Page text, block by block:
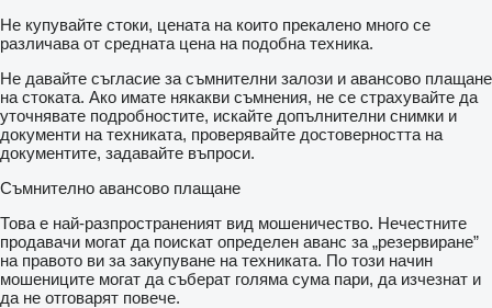
Не купувайте стоки, цената на които прекалено много се
различава от средната цена на подобна техника.
Не давайте съгласие за съмнителни залози и авансово плащане
на стоката. Ако имате някакви съмнения, не се страхувайте да
уточнявате подробностите, искайте допълнителни снимки и
документи на техниката, проверявайте достоверността на
документите, задавайте въпроси.
Съмнително авансово плащане
Това е най-разпространеният вид мошеничество. Нечестните
продавачи могат да поискат определен аванс за „резервиране”
на правото ви за закупуване на техниката. По този начин
мошениците могат да съберат голяма сума пари, да изчезнат и
да не отговарят повече.